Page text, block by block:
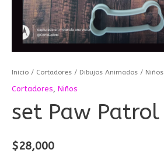
Inicio / Cortadores / Dibujos Animados / Niños
Cortadores Niños
set Paw Patrol
$28,000